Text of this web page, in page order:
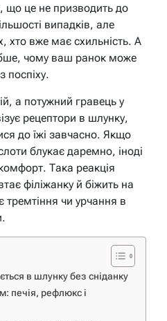
що це не призводить до
випадків, але
хто вже має схильність. А
чому ваш ранок може
поспіху.
а потужний гравець у
рецептори в шлунку,
до їжі завчасно. Якщо
блукає даремно, іноді
Така реакція
філіжанку й біжить на
тремтіння чи урчання в
в шлунку без сніданку
печія, рефлюкс і